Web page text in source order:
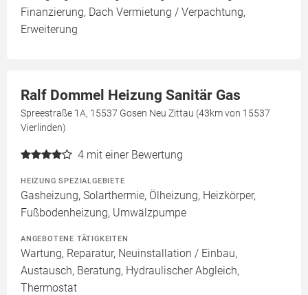
Finanzierung, Dach Vermietung / Verpachtung,
Erweiterung
Ralf Dommel Heizung Sanitär Gas
Spreestraße 1A, 15537 Gosen Neu Zittau (43km von 15537
Vierlinden)
4 mit einer Bewertung
HEIZUNG SPEZIALGEBIETE
Gasheizung, Solarthermie, Ölheizung, Heizkörper,
Fußbodenheizung, Umwälzpumpe
ANGEBOTENE TÄTIGKEITEN
Wartung, Reparatur, Neuinstallation / Einbau,
Austausch, Beratung, Hydraulischer Abgleich,
Thermostat